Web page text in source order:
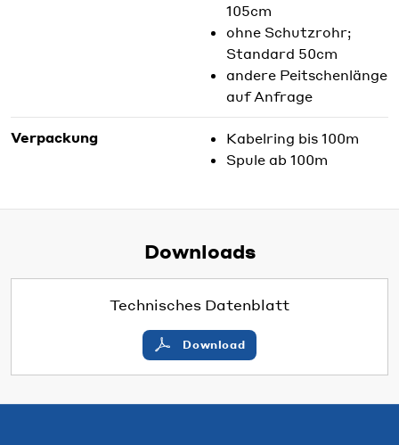
105cm
ohne Schutzrohr;
Standard 50cm
andere Peitschenlänge
auf Anfrage
Verpackung
Kabelring bis 100m
Spule ab 100m
Downloads
Technisches Datenblatt
Download